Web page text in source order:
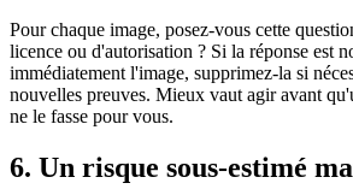
Pour chaque image, posez-vous cette
licence ou d'autorisation ? Si la réponse est
immédiatement l'image, supprimez-la si
nouvelles preuves. Mieux vaut agir avant
ne le fasse pour vous.
6. Un risque sous-estimé